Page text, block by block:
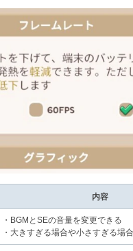
内容
・BGMとSEの音量を変更できる
・大きすぎる場合や小さすぎる場